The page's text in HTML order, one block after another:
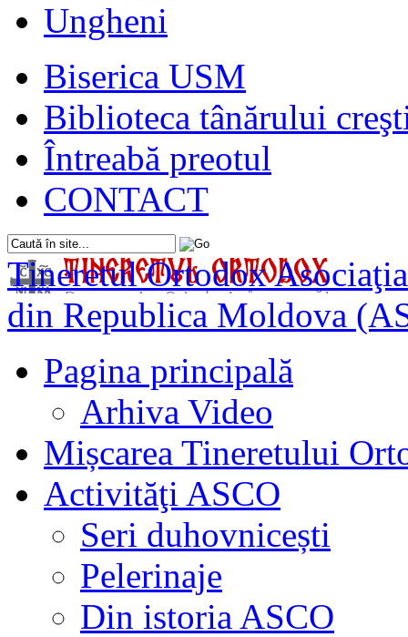
Ungheni
Biserica USM
Biblioteca tânărului
Întreabă preotul
CONTACT
Tineretul Ortodox
din Republica Moldova
Pagina principală
Arhiva Video
Mișcarea Tineretului
Activităţi ASCO
Seri duhovnicești
Pelerinaje
Din istoria ASCO